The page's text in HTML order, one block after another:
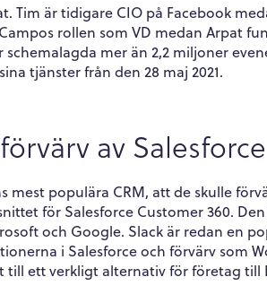
Tim är tidigare CIO på Facebook
rollen som VD medan Arpat
mer än 2,2 miljoner
tjänster från den 28 maj 2021.
av Salesforce
populära CRM, att de skulle
för Salesforce Customer 360.
och Google. Slack är redan en
i Salesforce och förvärv som
ett verkligt alternativ för företag till